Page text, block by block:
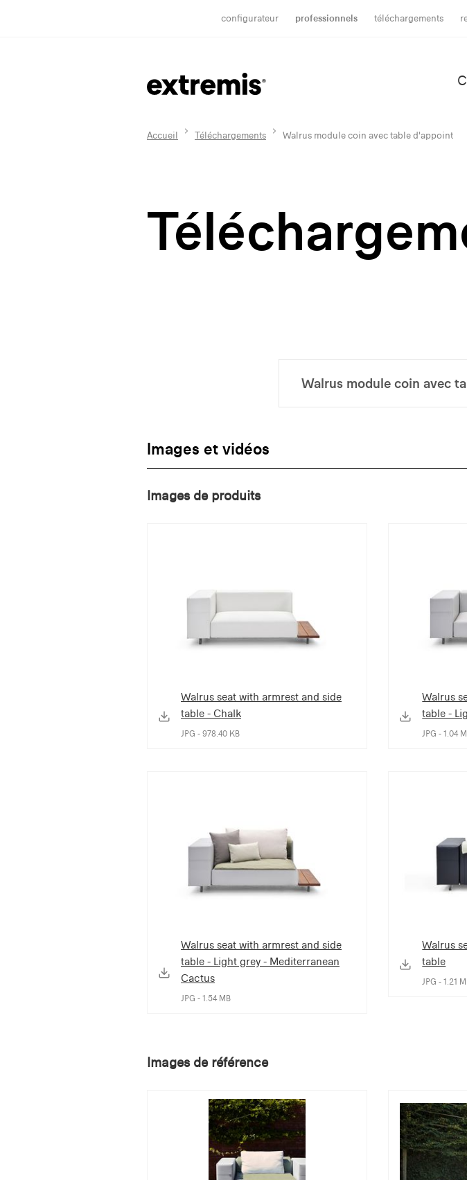
configurateur professionnels téléchargements
Accueil Téléchargements Walrus module coin avec table d'appoint
Images et vidéos
Images de produits
Walrus seat with armrest and side
table - Chalk
JPG - 978.40 KB
Walrus
table -
JPG - 1.04
Walrus seat with armrest and side
table - Light grey - Mediterranean
Cactus
JPG - 1.54 MB
Walrus
table
JPG - 1.21
Images de référence